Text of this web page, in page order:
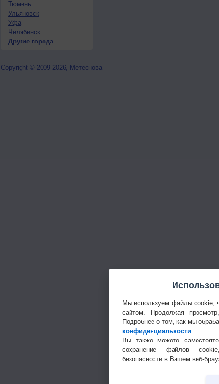
Тюмень
Ульяновск
Уфа
Челябинск
Другие города
Copyright © 2009-2026, Метеонова
Мы используем файлы cookie,
сайтом. Продолжая
Подробнее о том, как мы
конфиденциальности
Вы также можете
сохранение файлов
безопасности в Вашем веб-